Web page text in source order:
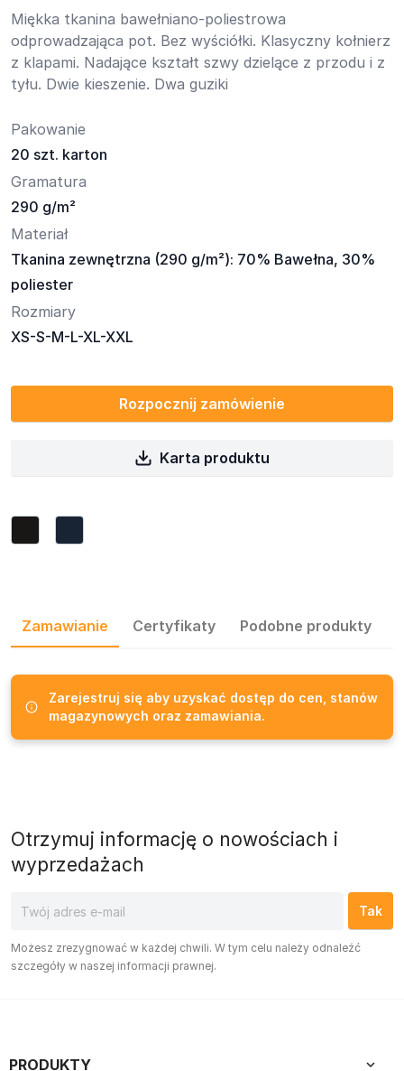
Miękka tkanina bawełniano-poliestrowa
odprowadzająca pot. Bez wyściółki. Klasyczny kołnierz
z klapami. Nadające kształt szwy dzielące z przodu i z
tyłu. Dwie kieszenie. Dwa guziki
Pakowanie
20 szt. karton
Gramatura
290 g/m²
Materiał
Tkanina zewnętrzna (290 g/m²): 70% Bawełna, 30%
poliester
Rozmiary
XS-S-M-L-XL-XXL
Rozpocznij zamówienie
Karta produktu
Zamawianie Certyfikaty Podobne produkty
Zarejestruj się aby uzyskać dostęp do cen, stanów
magazynowych oraz zamawiania.
Otrzymuj informację o nowościach i
wyprzedażach
Możesz zrezygnować w każdej chwili. W tym celu należy odnaleźć
szczegóły w naszej informacji prawnej.
PRODUKTY 